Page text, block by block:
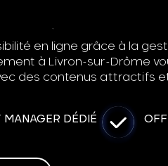
en ligne grâce à la
à Livron-sur-Drôme
des contenus attractifs et
DÉDIÉ